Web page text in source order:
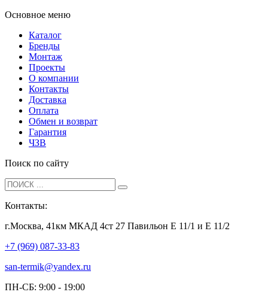
Основное меню
Каталог
Бренды
Монтаж
Проекты
О компании
Контакты
Доставка
Оплата
Обмен и возврат
Гарантия
ЧЗВ
Поиск по сайту
Контакты:
г.Москва, 41км МКАД 4ст 27 Павильон Е 11/1 и Е 11/2
+7 (969) 087-33-83
san-termik@yandex.ru
ПН-СБ: 9:00 - 19:00